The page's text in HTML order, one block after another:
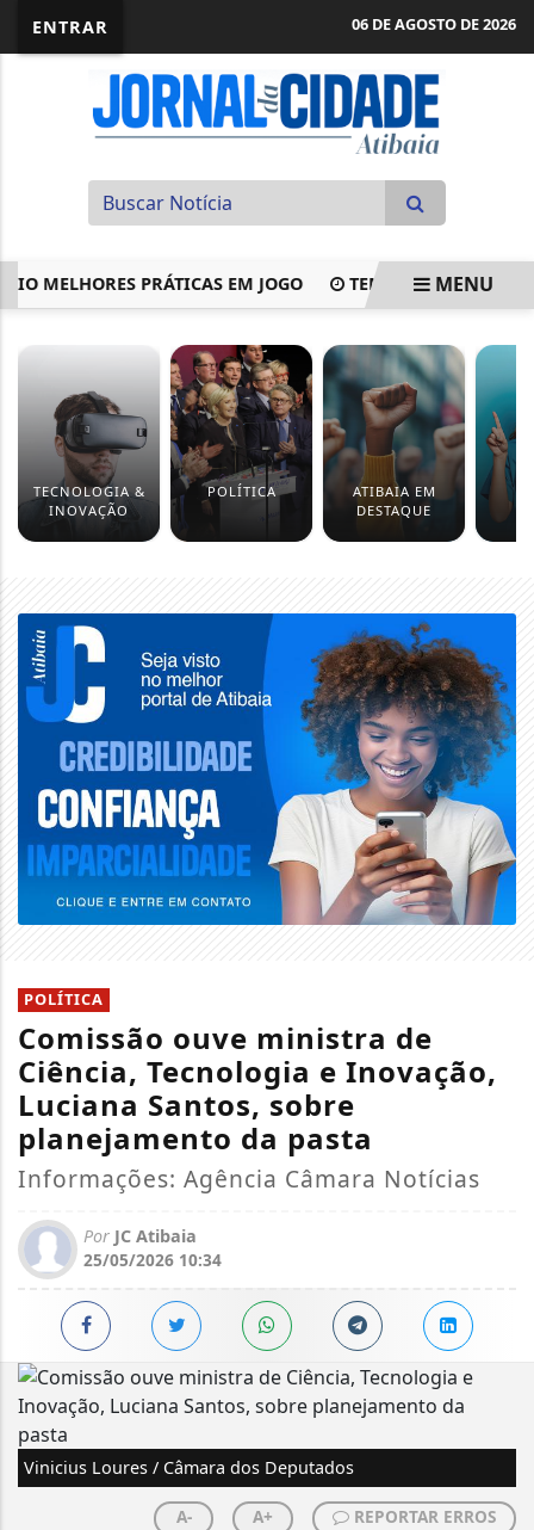
ENTRAR 06 DE AGOSTO DE 2026
PRÁTICAS EM JOGO TEMPO SECOMENU
TECNOLOGIA &
INOVAÇÃO
POLÍTICA
ATIBAIA EM
DESTAQUE
POLÍTICA
Comissão ouve ministra de
Ciência, Tecnologia e Inovação,
Luciana Santos, sobre
planejamento da pasta
Informações: Agência Câmara Notícias
Por JC Atibaia
25/05/2026 10:34
Vinicius Loures / Câmara dos Deputados
A- A+ REPORTAR ERROS